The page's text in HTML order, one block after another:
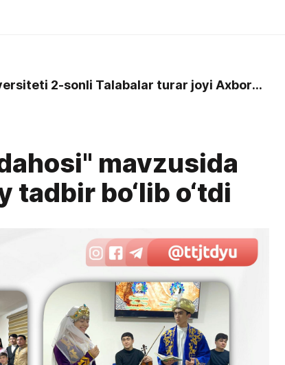
Toshkent davlat yuridik universiteti 2-sonli Talabalar turar joyi Axborot xizmati
mavzusida
bo‘lib o‘tdi